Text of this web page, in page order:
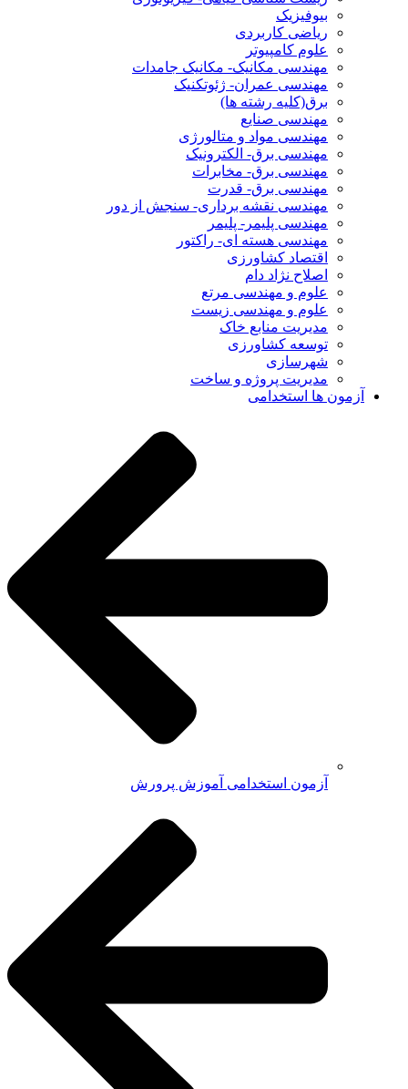
بیوفیزیک
ریاضی کاربردی
علوم کامپیوتر
مهندسی مکانیک- مکانیک جامدات
مهندسی عمران- ژئوتکنیک
برق(کلیه رشته ها)
مهندسی صنایع
مهندسی مواد و متالورژی
مهندسی برق- الکترونیک
مهندسی برق- مخابرات
مهندسی برق- قدرت
مهندسی نقشه برداری- سنجش از دور
مهندسی پلیمر- پلیمر
مهندسی هسته ای- راکتور
اقتصاد کشاورزی
اصلاح نژاد دام
علوم و مهندسی مرتع
علوم و مهندسی زیست
مدیریت منابع خاک
توسعه کشاورزی
شهرسازی
مدیریت پروژه و ساخت
آزمون ها استخدامی
آزمون استخدامی آموزش پرورش